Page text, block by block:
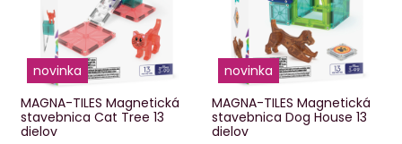
novinka
MAGNA-TILES Magnetická
stavebnica Cat Tree 13
dielov
novinka
MAGNA-TILES Magnetická
stavebnica Dog House 13
dielov